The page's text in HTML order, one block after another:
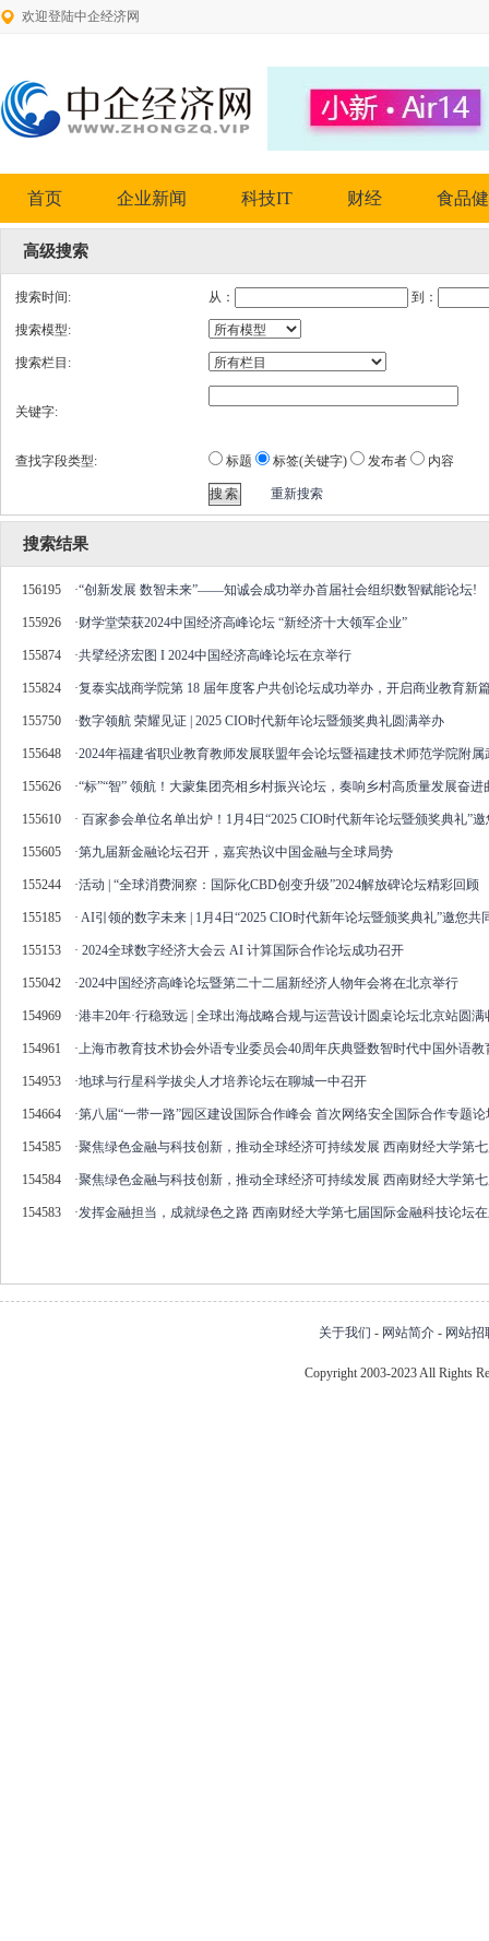
欢迎登陆中企经济网
首页 企业新闻 科技IT 财经 食品
高级搜索
搜索时间: 从： 到：
搜索模型:
搜索栏目:
关键字:
查找字段类型: 标题 标签(关键字) 发布者 内容
重新搜索
搜索结果
156195 ·“创新发展 数智未来”——知诚会成功举办首届社会组织数智赋能论坛!
155926 ·财学堂荣获2024中国经济高峰论坛 “新经济十大领军企业”
155874 ·共擘经济宏图 I 2024中国经济高峰论坛在京举行
155824 ·复泰实战商学院第 18 届年度客户共创论坛成功举办，开启商业教育新
155750 ·数字领航 荣耀见证 | 2025 CIO时代新年论坛暨颁奖典礼圆满举办
155648 ·2024年福建省职业教育教师发展联盟年会论坛暨福建技术师范学院附
155626 ·“标”“智” 领航！大蒙集团亮相乡村振兴论坛，奏响乡村高质量发展奋进
155610 · 百家参会单位名单出炉！1月4日“2025 CIO时代新年论坛暨颁奖典礼”
155605 ·第九届新金融论坛召开，嘉宾热议中国金融与全球局势
155244 ·活动 | “全球消费洞察：国际化CBD创变升级”2024解放碑论坛精彩回顾
155185 · AI引领的数字未来 | 1月4日“2025 CIO时代新年论坛暨颁奖典礼”邀您共
155153 · 2024全球数字经济大会云 AI 计算国际合作论坛成功召开
155042 ·2024中国经济高峰论坛暨第二十二届新经济人物年会将在北京举行
154969 ·港丰20年·行稳致远 | 全球出海战略合规与运营设计圆桌论坛北京站圆满
154961 ·上海市教育技术协会外语专业委员会40周年庆典暨数智时代中国外语
154953 ·地球与行星科学拔尖人才培养论坛在聊城一中召开
154664 ·第⼋届“⼀带⼀路”园区建设国际合作峰会 首次网络安全国际合作专题
154585 ·聚焦绿色金融与科技创新，推动全球经济可持续发展 西南财经大学第
154584 ·聚焦绿色金融与科技创新，推动全球经济可持续发展 西南财经大学第
154583 ·发挥金融担当，成就绿色之路 西南财经大学第七届国际金融科技论坛
关于我们 - 网站简介 - 网站招
Copyright 2003-2023 All Rights